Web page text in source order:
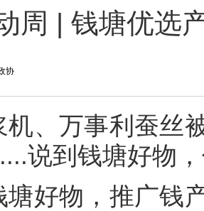
周 | 钱塘优选
协
机、万事利蚕丝
说到钱塘好物
塘好物，推广钱